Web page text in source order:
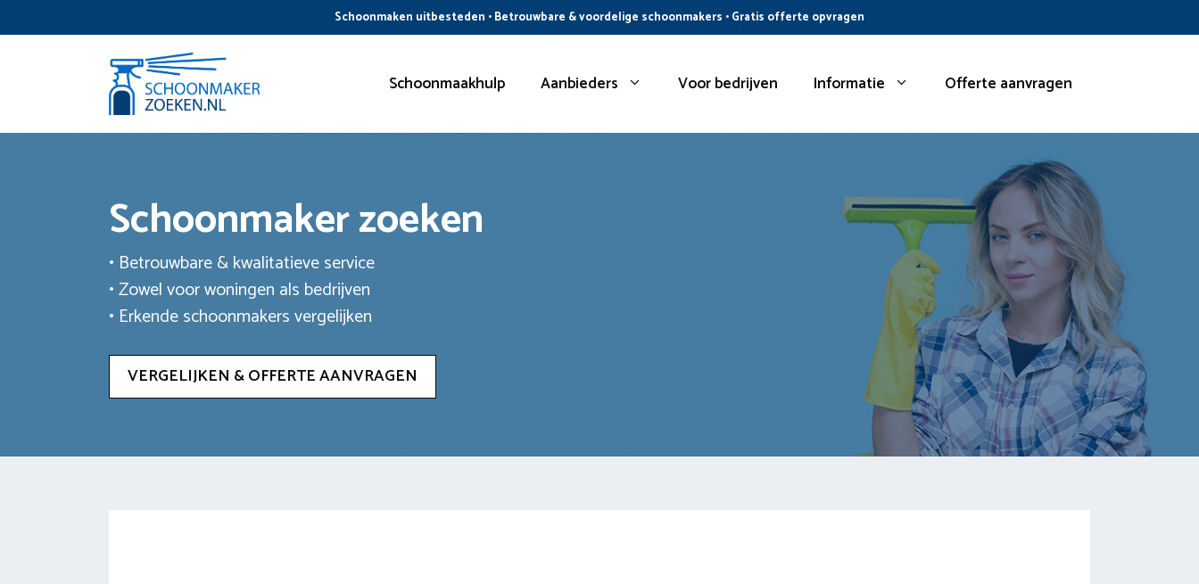
naar
Schoonmaken uitbesteden • Betrouwbare & voordelige schoonmakers • Gratis offerte opvragen
Schoonmaakhulp Aanbieders Voor bedrijven Informatie Offerte aanvragen
Schoonmaker zoeken
• Betrouwbare & kwalitatieve service
• Zowel voor woningen als bedrijven
• Erkende schoonmakers vergelijken
VERGELIJKEN & OFFERTE AANVRAGEN